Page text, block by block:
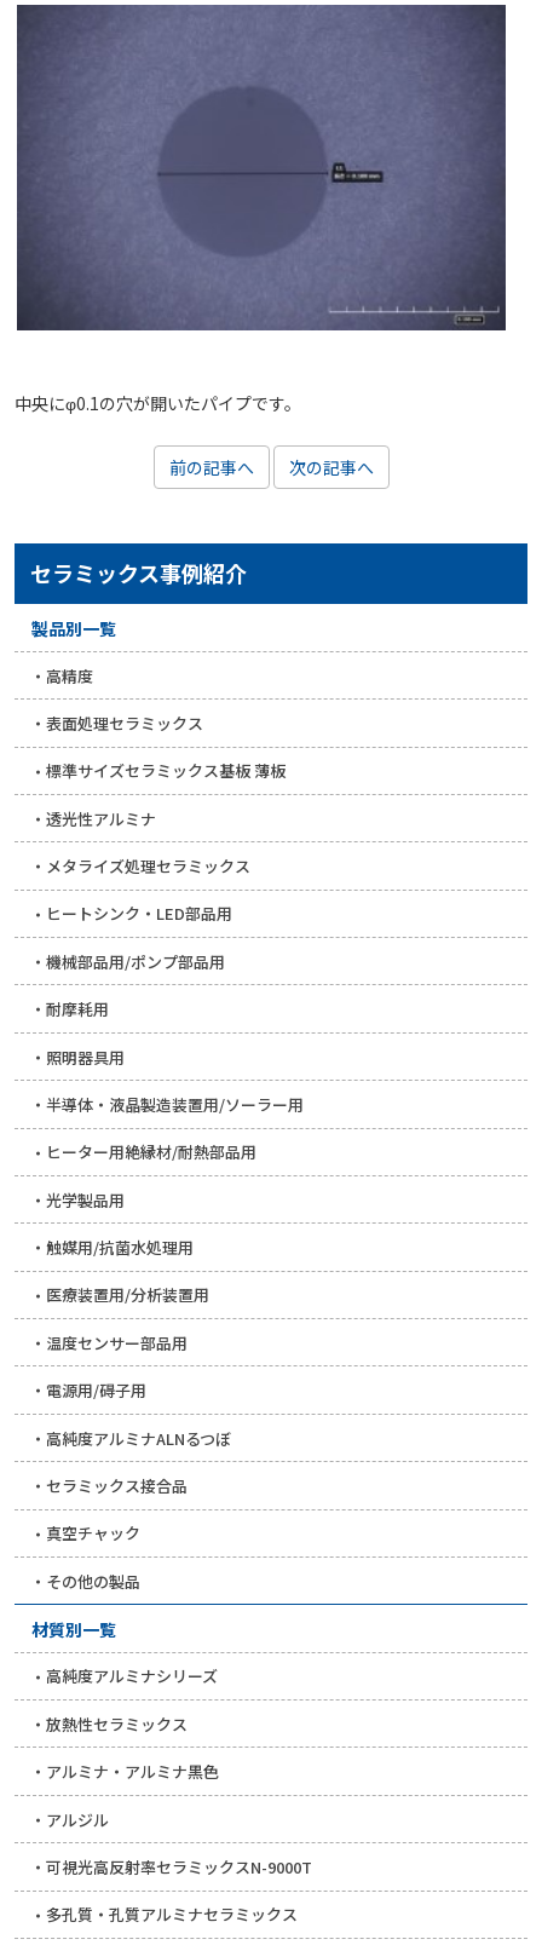
中央にφ0.1の穴が開いたパイプです。
前の記事へ 次の記事へ
セラミックス事例紹介
製品別一覧
高精度
表面処理セラミックス
標準サイズセラミックス基板 薄板
透光性アルミナ
メタライズ処理セラミックス
ヒートシンク・LED部品用
機械部品用/ポンプ部品用
耐摩耗用
照明器具用
半導体・液晶製造装置用/ソーラー用
ヒーター用絶縁材/耐熱部品用
光学製品用
触媒用/抗菌水処理用
医療装置用/分析装置用
温度センサー部品用
電源用/碍子用
高純度アルミナALNるつぼ
セラミックス接合品
真空チャック
その他の製品
材質別一覧
高純度アルミナシリーズ
放熱性セラミックス
アルミナ・アルミナ黒色
アルジル
可視光高反射率セラミックスN-9000T
多孔質・孔質アルミナセラミックス